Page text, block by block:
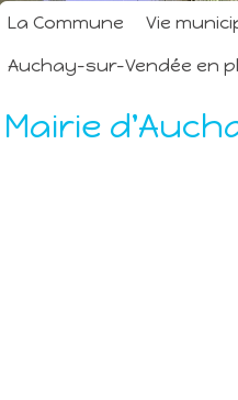
La Commune Vie
Auchay-sur-Vendée en
Mairie